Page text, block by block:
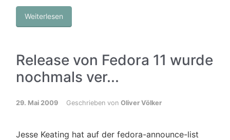
Weiterlesen
Release von Fedora 11 wurde
nochmals ver...
29. Mai 2009 Geschrieben von Oliver Völker
Jesse Keating hat auf der fedora-announce-list